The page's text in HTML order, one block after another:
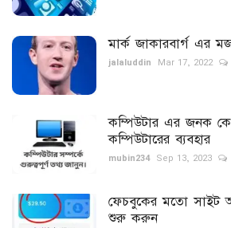
ইতিহাস
স্পন্সরড টিউন
নিউজ ফিড
Language
বাংলা English
মার্ক জাকারবার্গ এর
jalaluddin Mar 17, 2022
কম্পিউটার এর জনক
কম্পিউটারের ব্যবহার
mubin234 Sep 13, 2023
ফেচবুকের মতো সাইট
শুরু করুন